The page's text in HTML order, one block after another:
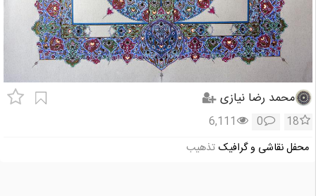
محمد رضا نیازی
18
0
6,111
محفل نقاشی و گرافیک تذهیب